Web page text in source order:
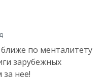
по менталитету
зарубежных
нее!